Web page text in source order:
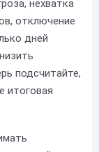
нехватка
отключение
дней
подсчитайте,
итоговая